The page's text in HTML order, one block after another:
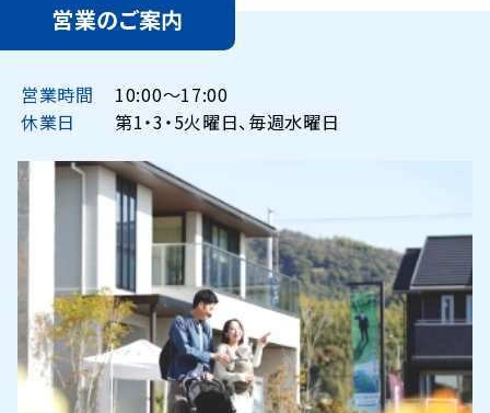
営業のご案内
営業時間
10:00〜17:00
休業日
第1・3・5火曜日、毎週水曜日